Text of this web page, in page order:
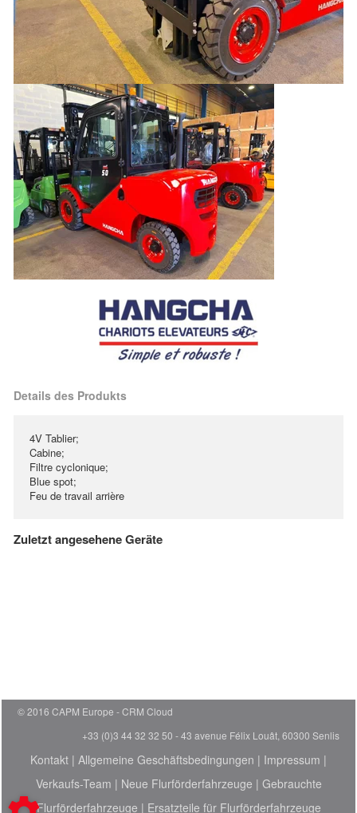
Details des Produkts
4V Tablier;
Cabine;
Filtre cyclonique;
Blue spot;
Feu de travail arrière
Zuletzt angesehene Geräte
© 2016 CAPM Europe
CRM Cloud
+33 (0)3 44 32 32 50 - 43 avenue Félix Louât, 60300 Senlis
Kontakt | Allgemeine Geschäftsbedingungen | Impressum |
Verkaufs-Team | Neue Flurförderfahrzeuge | Gebrauchte
Flurförderfahrzeuge | Ersatzteile für Flurförderfahrzeuge